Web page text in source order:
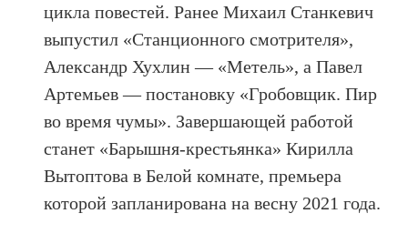
цикла повестей. Ранее Михаил Станкевич
выпустил «Станционного смотрителя»,
Александр Хухлин — «Метель», а Павел
Артемьев — постановку «Гробовщик. Пир
во время чумы». Завершающей работой
станет «Барышня-крестьянка» Кирилла
Вытоптова в Белой комнате, премьера
которой запланирована на весну 2021 года.